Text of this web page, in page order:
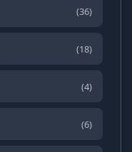
(36)
(18)
(4)
(6)